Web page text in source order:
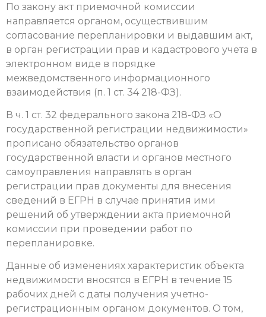
По закону акт приемочной комиссии
направляется органом, осуществившим
согласование перепланировки и выдавшим акт,
в орган регистрации прав и кадастрового учета в
электронном виде в порядке
межведомственного информационного
взаимодействия (п. 1 ст. 34 218-ФЗ).
В ч. 1 ст. 32 федерального закона 218-ФЗ «О
государственной регистрации недвижимости»
прописано обязательство органов
государственной власти и органов местного
самоуправления направлять в орган
регистрации прав документы для внесения
сведений в ЕГРН в случае принятия ими
решений об утверждении акта приемочной
комиссии при проведении работ по
перепланировке.
Данные об изменениях характеристик объекта
недвижимости вносятся в ЕГРН в течение 15
рабочих дней с даты получения учетно-
регистрационным органом документов. О том,